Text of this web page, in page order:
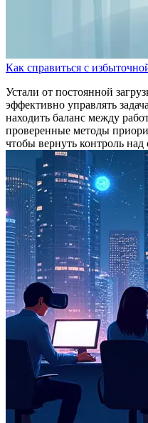
Как справиться с
Устали от постоянной
эффективно управлять
находить баланс между
проверенные методы
чтобы вернуть контроль над